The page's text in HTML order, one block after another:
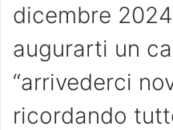
dicembre
augurarti un
“arrivederci
ricordando